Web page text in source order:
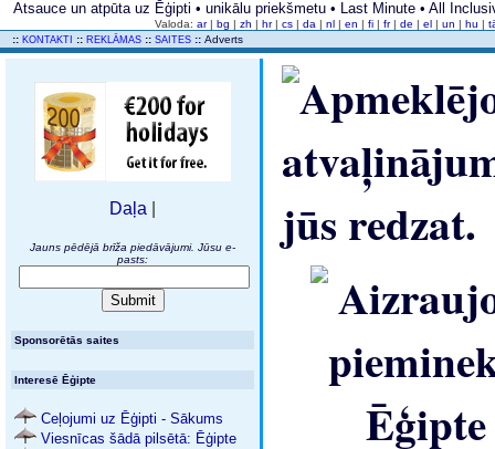
Atsauce un atpūta uz Ēģipti • unikālu priekšmetu • Last Minute • All
Valoda: ar | bg | zh | hr | cs | da | nl | en | fi | fr | de | el | un | hu |
:: KONTAKTI :: REKLĀMAS :: SAITES :: Adverts
Daļa
Jauns pēdējā brīža piedāvājumi. Jūsu e-
pasts:
Sponsorētās saites
Interesē Ēģipte
Ceļojumi uz Ēģipti - Sākums
Viesnīcas šādā pilsētā: Ēģipte